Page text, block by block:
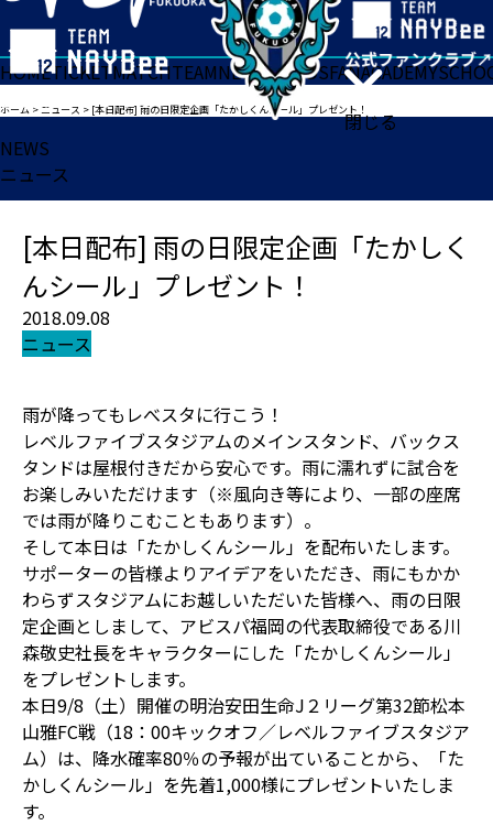
閉じる
HOMETICKETMATCHTEAMNEWSGOODSFANACADEMY
ホーム >ニュース > [本日配布] 雨の日限定企画「たかしくんシール」プレゼント！
NEWS
ニュース
[本日配布] 雨の日限定企画「たかしく
んシール」プレゼント！
2018.09.08
ニュース
雨が降ってもレべスタに行こう！
レベルファイブスタジアムのメインスタンド、バックス
タンドは屋根付きだから安心です。雨に濡れずに試合を
お楽しみいただけます（※風向き等により、一部の座席
では雨が降りこむこともあります）。
そして本日は「たかしくんシール」を配布いたします。
サポーターの皆様よりアイデアをいただき、雨にもかか
わらずスタジアムにお越しいただいた皆様へ、雨の日限
定企画としまして、アビスパ福岡の代表取締役である川
森敬史社長をキャラクターにした「たかしくんシール」
をプレゼントします。
本日9/8（土）開催の明治安田生命J２リーグ第32節松本
山雅FC戦（18：00キックオフ／レベルファイブスタジア
ム）は、降水確率80％の予報が出ていることから、「た
かしくんシール」を先着1,000様にプレゼントいたしま
す。